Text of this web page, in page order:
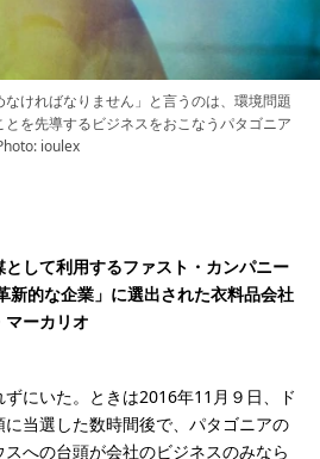
なければなりません」と言うのは、環境問題
を先導するビジネスをおこなうパタゴニア
ioulex
して利用するファスト・カンパニー
新的な企業」に選出された衣料品会社
マーカリオ
にいた。ときは2016年11月９日、ド
当選した数時間後で、パタゴニアの
への台頭が会社のビジネスのみなら